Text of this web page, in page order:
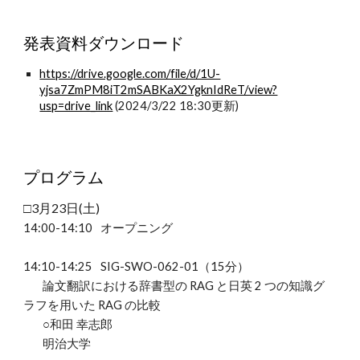
発表資料ダウンロード
https://drive.google.com/file/d/1U-
yjsa7ZmPM8iT2mSABKaX2YgknIdReT/view?
usp=drive_link(2024/3/22 18:30更新)
プログラム
□3月23日(土)
14:00-14:10 オープニング
14:10-14:25
SIG-SWO-062-01（15分）
論文翻訳における辞書型の RAG と日英 2 つの知識グ
ラフを用いた RAG の比較
○和田 幸志郎
明治大学